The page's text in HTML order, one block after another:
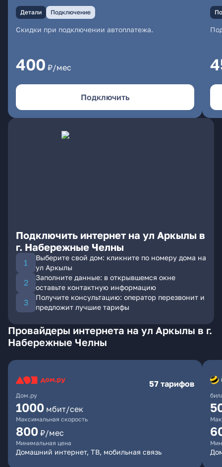
Детали Подключение
Скидки при подключении автоплатежа.
400 ₽/мес
Подключить
Подключить интернет на ул Аркылы в
г. Набережные Челны
Выберите свой дом: кликните по номеру дома на
ул Аркылы
Заполните данные: в открывшемся окне
оставьте контактную информацию
Получите консультацию: оператор перезвонит и
предложит лучшие тарифы
Провайдеры интернета на ул Аркылы в г.
Набережные Челны
Дом.ру
57 тарифов
1000 мбит/сек
Максимальная скорость
800 ₽/мес
Минимальная цена
Домашний интернет, ТВ, мобильная связь